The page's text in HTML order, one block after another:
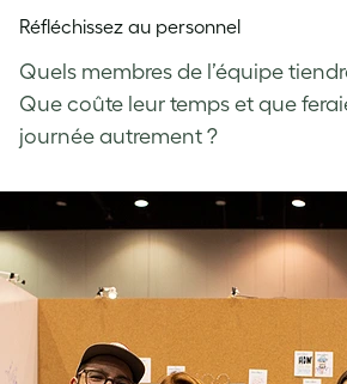
Réfléchissez au personnel
Quels membres de l’équipe
Que coûte leur temps et que
journée autrement ?